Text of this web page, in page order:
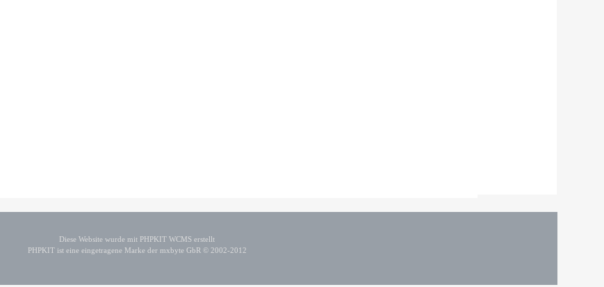
Diese Website wurde mit PHPKIT WCMS erstellt
PHPKIT ist eine eingetragene Marke der mxbyte GbR © 2002-2012